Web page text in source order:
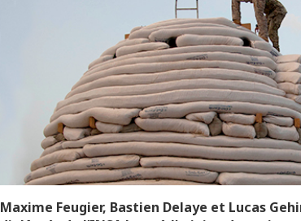
Maxime Feugier, Bastien Delaye et Lucas